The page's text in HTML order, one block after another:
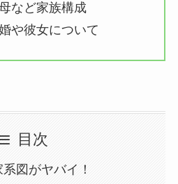
など家族構成
や彼女について
目次
図がヤバイ！